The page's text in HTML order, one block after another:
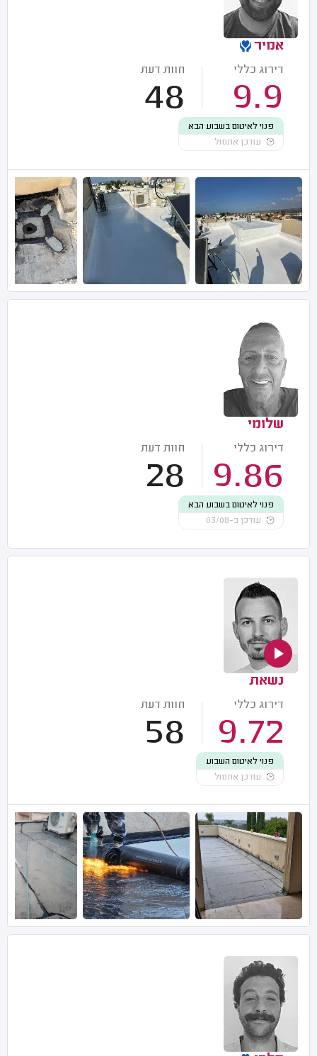
אמיר
דירוג כללי
9.9
חוות דעת
48
פנוי לאיטום בשבוע הבא
עודכן אתמול
שלומי
דירוג כללי
9.86
חוות דעת
28
פנוי לאיטום בשבוע הבא
עודכן ב-03/08
נשאת
דירוג כללי
9.72
חוות דעת
58
פנוי לאיטום השבוע
עודכן אתמול